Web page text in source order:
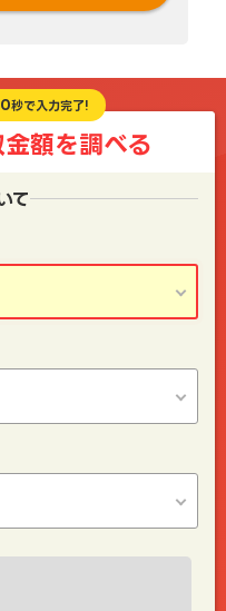
秒で入力完了!
額を調べる
て